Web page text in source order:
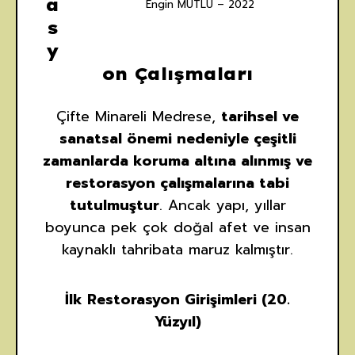
Engin MUTLU – 2022
a
s
y
on Çalışmaları
Çifte Minareli Medrese, tarihsel ve
sanatsal önemi nedeniyle çeşitli
zamanlarda koruma altına alınmış ve
restorasyon çalışmalarına tabi
tutulmuştur. Ancak yapı, yıllar
boyunca pek çok doğal afet ve insan
kaynaklı tahribata maruz kalmıştır.
İlk Restorasyon Girişimleri (20.
Yüzyıl)